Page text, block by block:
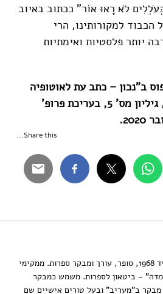
לֹא רָאוּ אוֹר" ככתוב באיוב
למקורותינו, הרי
יותר פלסטיות ואימתיות
ב"נכון – כתב עת לאוטופיה
ולדיסטופיה בספרות", גיליון מס' 5, בעריכת פרופ'
Share this...
רן יגיל, יליד 1968, סופר, עורך ומבקר ספרות. ממקימי
- ביטאון לספרות. משמש כמבקר
ב"מעריב" ובעל טורים אישיים שם